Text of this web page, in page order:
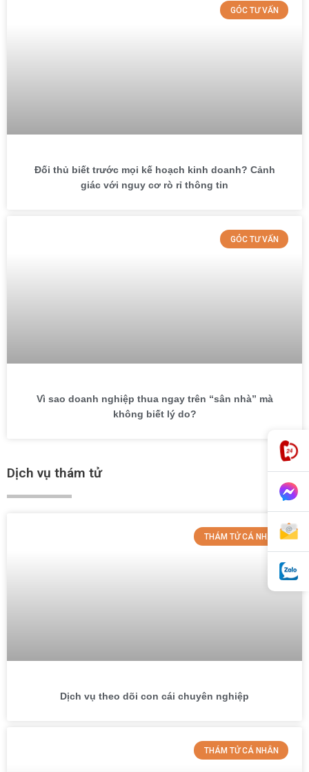
GÓC TƯ VẤN
Đối thủ biết trước mọi kế hoạch kinh doanh? Cảnh
giác với nguy cơ rò rỉ thông tin
GÓC TƯ VẤN
Vì sao doanh nghiệp thua ngay trên “sân nhà” mà
không biết lý do?
Dịch vụ thám tử
THÁM TỬ CÁ NHÂN
Dịch vụ theo dõi con cái chuyên nghiệp
THÁM TỬ CÁ NHÂN